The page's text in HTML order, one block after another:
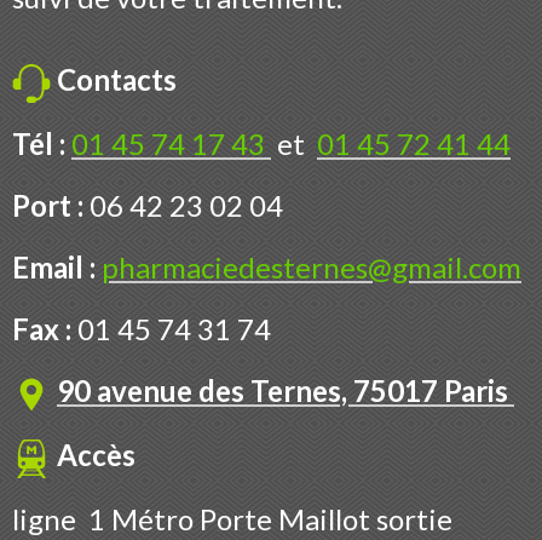
Contacts
Tél : 01 45 74 17 43 et 01 45 72 41 44
Port : 06 42 23 02 04
Email : pharmaciedesternes@gmail.com
Fax : 01 45 74 31 74
90 avenue des Ternes, 75017 Paris
Accès
ligne 1 Métro Porte Maillot sortie